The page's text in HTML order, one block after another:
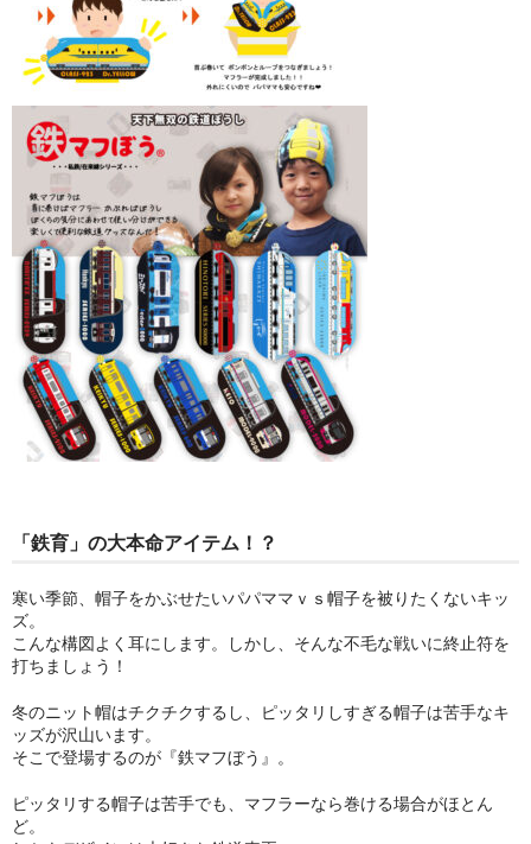
blog
お問合せ
会社概要
個人情報保護方針
「鉄育」の大本命アイテム！？
寒い季節、帽子をかぶせたいパパママｖｓ帽子を被りたくないキッ
ズ。
こんな構図よく耳にします。しかし、そんな不毛な戦いに終止符を
打ちましょう！
冬のニット帽はチクチクするし、ピッタリしすぎる帽子は苦手なキ
ッズが沢山います。
そこで登場するのが『鉄マフぼう』。
ピッタリする帽子は苦手でも、マフラーなら巻ける場合がほとん
ど。